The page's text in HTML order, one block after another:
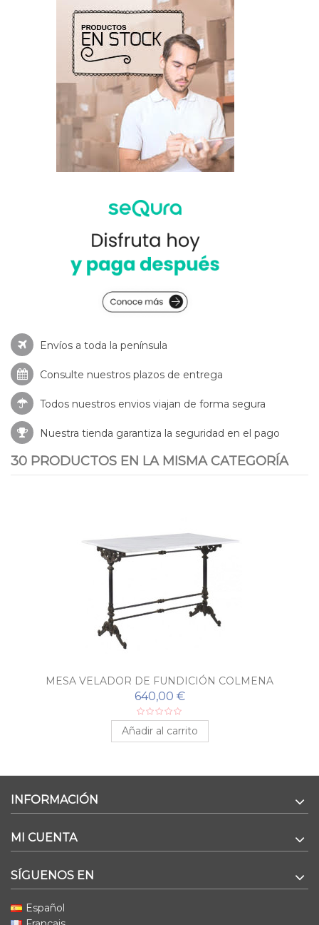
Envíos a toda la península
Consulte nuestros plazos de entrega
Todos nuestros envios viajan de forma segura
Nuestra tienda garantiza la seguridad en el pago
30 PRODUCTOS EN LA MISMA CATEGORÍA
MESA VELADOR DE FUNDICIÓN COLMENA
640,00 €
Añadir al carrito
INFORMACIÓN
MI CUENTA
SÍGUENOS EN
Español